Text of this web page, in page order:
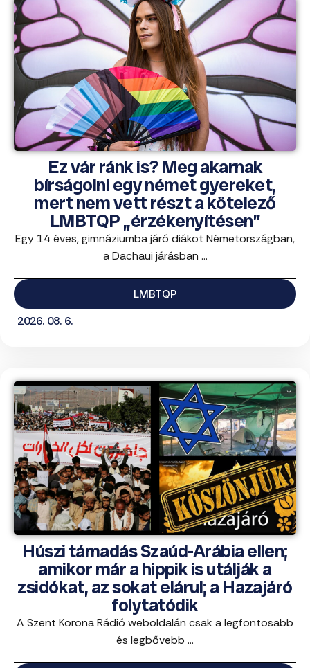
Ez vár ránk is? Meg akarnak
bírságolni egy német gyereket,
mert nem vett részt a kötelező
LMBTQP „érzékenyítésen”
Egy 14 éves, gimnáziumba járó diákot Németországban,
a Dachaui járásban ...
LMBTQP
2026. 08. 6.
Húszi támadás Szaúd-Arábia ellen;
amikor már a hippik is utálják a
zsidókat, az sokat elárul; a Hazajáró
folytatódik
A Szent Korona Rádió weboldalán csak a legfontosabb
és legbővebb ...